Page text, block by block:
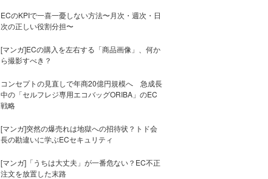
ECのKPIで一喜一憂しない方法〜月次・週次・日
次の正しい役割分担〜
[マンガ]ECの購入を左右する「商品画像」、何か
ら撮影すべき？
コンセプトの見直しで年商20億円規模へ 急成長
中の「セルフレジ専用エコバッグORIBA」のEC
戦略
[マンガ]突然の爆売れは地獄への招待状？トド会
長の勘違いに学ぶECセキュリティ
[マンガ]「うちは大丈夫」が一番危ない？EC不正
注文を放置した末路